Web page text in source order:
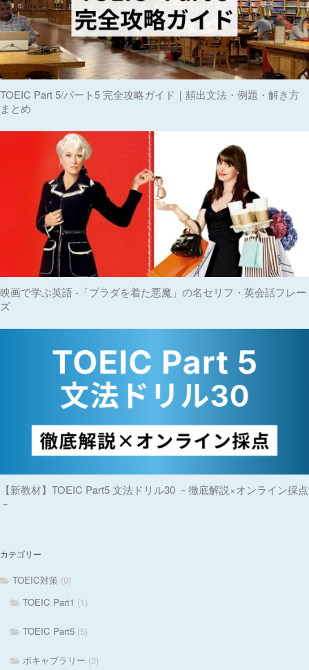
TOEIC Part 5/パート5 完全攻略ガイド｜頻出文法・例題・解き方
まとめ
映画で学ぶ英語 -「プラダを着た悪魔」の名セリフ・英会話フレー
ズ
【新教材】TOEIC Part5 文法ドリル30 －徹底解説×オンライン採点
－
カテゴリー
TOEIC対策 (9)
TOEIC Part1 (1)
TOEIC Part5 (5)
ボキャブラリー (3)